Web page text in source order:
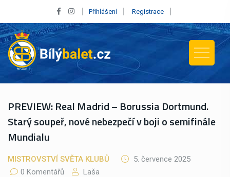
Přihlášení Registrace
PREVIEW: Real Madrid – Borussia Dortmund.
Starý soupeř, nové nebezpečí v boji o semifinále
Mundialu
MISTROVSTVÍ SVĚTA KLUBŮ
5. července 2025
0 Komentářů
Laša